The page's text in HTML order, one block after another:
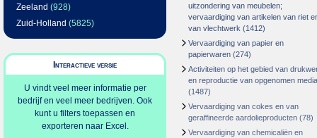
Zeeland (928)
Zuid-Holland (5825)
Interactieve versie
U vindt veel meer informatie per
bedrijf en veel meer bedrijven. Ook
kunt u filters toepassen en
exporteren naar Excel.
uitzondering van meubelen;
vervaardiging van artikelen van riet
van vlechtwerk (1412)
Vervaardiging van papier en
papierwaren (274)
Activiteiten op het gebied van
en reproductie van opgenomen media
(1487)
Vervaardiging van cokes en van
geraffineerde aardolieproducten (78)
Vervaardiging van chemicaliën en